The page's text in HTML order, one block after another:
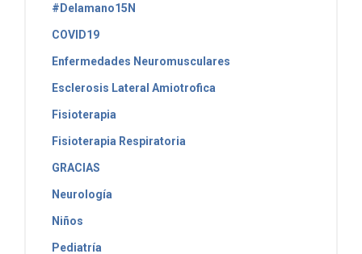
#Delamano15N
COVID19
Enfermedades Neuromusculares
Esclerosis Lateral Amiotrofica
Fisioterapia
Fisioterapia Respiratoria
GRACIAS
Neurología
Niños
Pediatría